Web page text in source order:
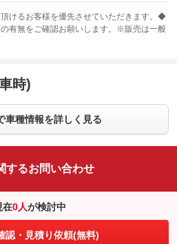
ABS
ール
：装備あり
Bluetooth接続
クリーンディーゼル
：装備なし
ハーフレザーシート
：装備なし
：装備あり
ETC
：装備なし
スマートキー
：装備なし
頂けるお客様を優先させていただきます。◆
有無をご確認お願いします。※販売は一般
時)
車種情報を詳しく見る
するお問い合わせ
在0人が検討中
認・見積り依頼(無料)